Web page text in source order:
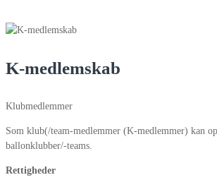
K-medlemskab
Klubmedlemmer
Som klub(/team-medlemmer (K-medlemmer) kan
ballonklubber/-teams.
Rettigheder